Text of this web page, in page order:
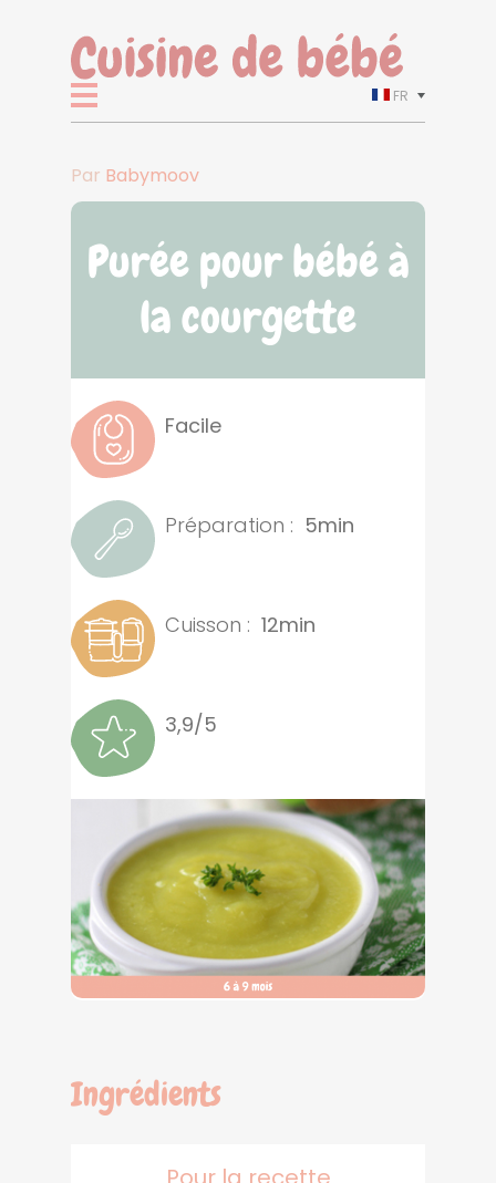
FR
Par Babymoov
Purée pour bébé à
la courgette
Facile
Préparation : 5min
Cuisson : 12min
3,9/5
Ingrédients